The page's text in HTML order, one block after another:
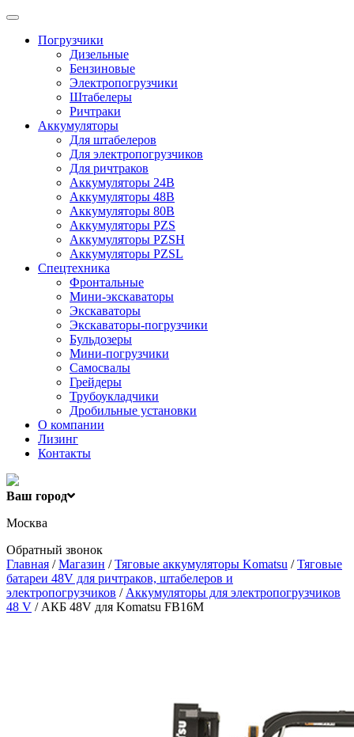
Погрузчики
Дизельные
Бензиновые
Электропогрузчики
Штабелеры
Ричтраки
Аккумуляторы
Для штабелеров
Для электропогрузчиков
Для ричтраков
Аккумуляторы 24В
Аккумуляторы 48В
Аккумуляторы 80В
Аккумуляторы PZS
Аккумуляторы PZSH
Аккумуляторы PZSL
Спецтехника
Фронтальные
Мини-экскаваторы
Экскаваторы
Экскаваторы-погрузчики
Бульдозеры
Мини-погрузчики
Самосвалы
Грейдеры
Трубоукладчики
Дробильные установки
О компании
Лизинг
Контакты
Ваш город
Москва
Обратный звонок
Главная /Магазин /Тяговые аккумуляторы Komatsu /Тяговые
батареи 48V для ричтраков, штабелеров и
электропогрузчиков / Аккумуляторы для электропогрузчиков
48 V / АКБ 48V для Komatsu FB16M